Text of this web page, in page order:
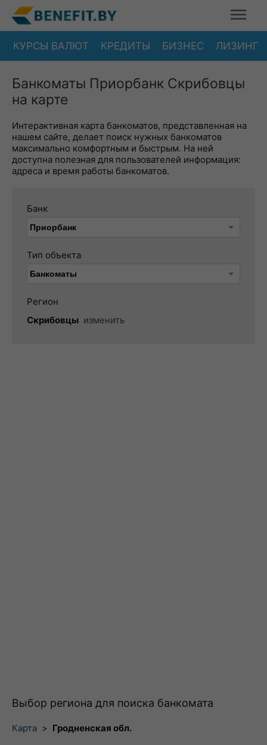
КУРСЫ ВАЛЮТ КРЕДИТЫ БИЗНЕС ЛИЗИНГ
Банкоматы Приорбанк Скрибовцы
на карте
Интерактивная карта банкоматов, представленная на
нашем сайте, делает поиск нужных банкоматов
максимально комфортным и быстрым. На ней
доступна полезная для пользователей информация:
адреса и время работы банкоматов.
Банк
Тип объекта
Регион
Скрибовцы изменить
Выбор региона для поиска банкомата
Карта > Гродненская обл.